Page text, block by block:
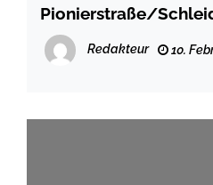
Pionierstraße/
werden beschildert
Redakteur 10.